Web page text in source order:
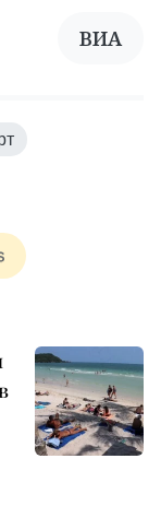
ВИА